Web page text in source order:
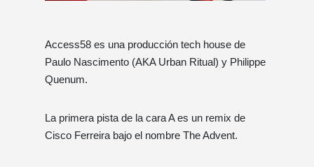
Access58 es una producción tech house de
Paulo Nascimento (AKA Urban Ritual) y Philippe
Quenum.
La primera pista de la cara A es un remix de
Cisco Ferreira bajo el nombre The Advent.